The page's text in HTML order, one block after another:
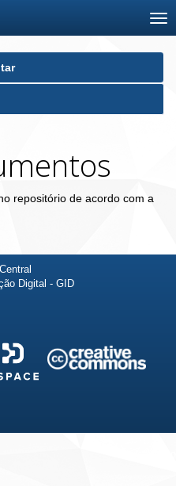
repositório de acordo com a
Digital - GID